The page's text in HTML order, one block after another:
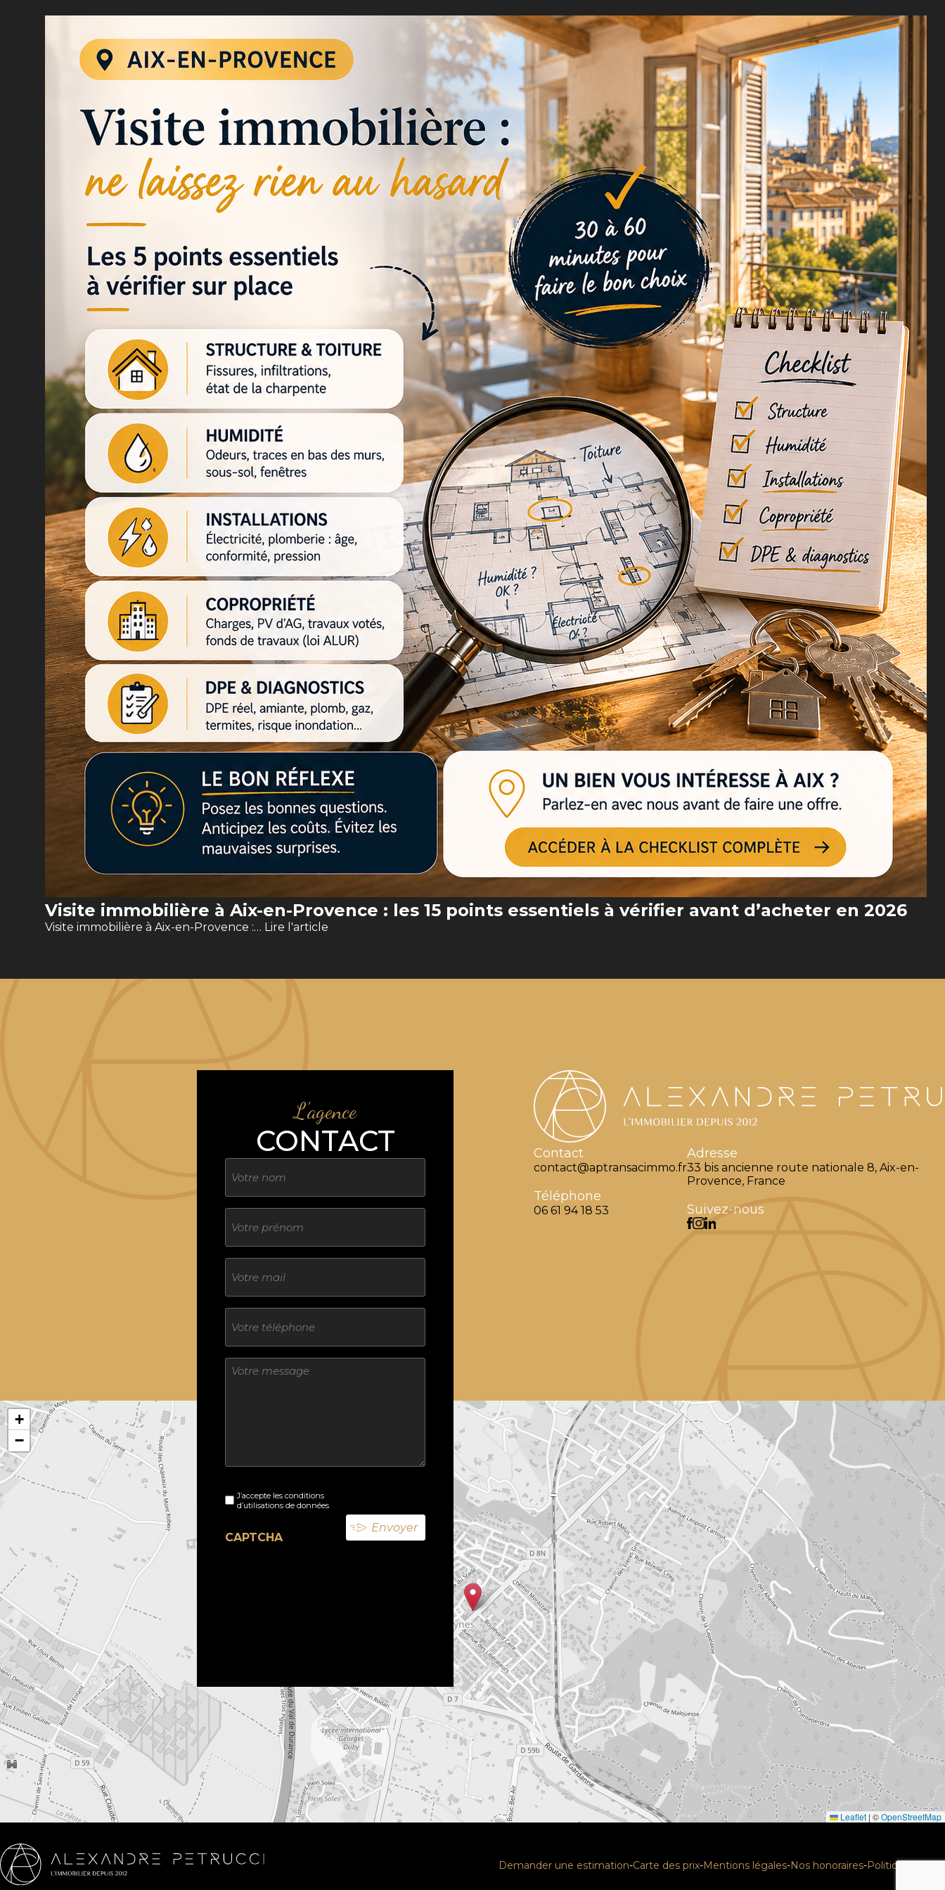
Visite immobilière à Aix-en-Provence : les 15 points essentiels à vérifier avant d’acheter en 2026
Visite immobilière à Aix-en-Provence :… Lire l'article
Contact
contact@aptransacimmo.fr
Téléphone
06 61 94 18 53
Adresse
33 bis ancienne route nationale 8, Aix-en-
Provence, France
Suivez-nous
L'agence
CONTACT
Nom
Sans
titre
E-
mail
Téléphone
Sans
titre
titreJ’accepte les conditions
d’utilisations de données
CAPTCHA
+
−
Leaflet | ©OpenStreetMap
Demander une estimation-Carte des prix-Mentions légales-Nos honoraires-Politique RGPD